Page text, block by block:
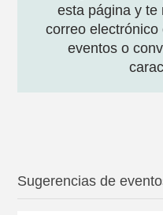
esta página y te
correo
eventos o
Sugerencias de